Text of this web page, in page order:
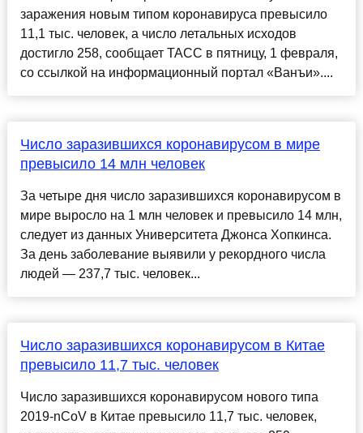
заражения новым типом коронавируса превысило
11,1 тыс. человек, а число летальных исходов
достигло 258, сообщает ТАСС в пятницу, 1 февраля,
со ссылкой на информационный портал «Ванъи»....
Число заразившихся коронавирусом в мире
превысило 14 млн человек
За четыре дня число заразившихся коронавирусом в
мире выросло на 1 млн человек и превысило 14 млн,
следует из данных Университета Джонса Хопкинса.
За день заболевание выявили у рекордного числа
людей — 237,7 тыс. человек...
Число заразившихся коронавирусом в Китае
превысило 11,7 тыс. человек
Число заразившихся коронавирусом нового типа
2019-nCoV в Китае превысило 11,7 тыс. человек,